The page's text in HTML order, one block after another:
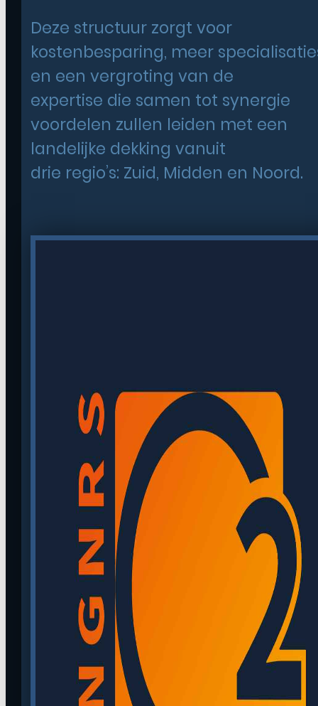
Deze structuur zorgt voor
kostenbesparing, meer
en een vergroting van de
expertise die samen tot synergie
voordelen zullen leiden met een
landelijke dekking vanuit
drie regio’s: Zuid, Midden en Noord.